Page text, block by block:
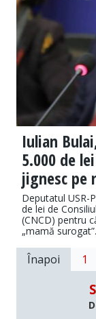
Iulian
5.000 de
jignesc pe
Deputatul USR-
de lei de
(CNCD) pentru
„mamă surogat”.
Înapoi 1